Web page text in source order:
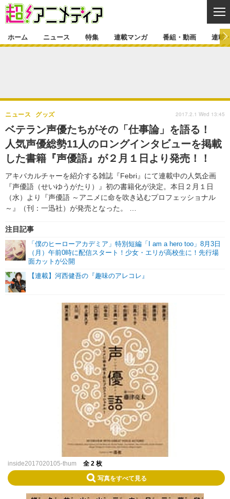
ゲーム・アプリ マンガ
グッズ イベント
声優 コスプレ
舞台 新帝スタ
特集一覧 カバー
ラキりす
連載マンガ
連載マンガ一覧 連載一覧
番組・動画一覧 ラジオ
動画
連載・ブログ
連載・ブログ一覧 コラム
編集部ブログ・お知らせ
ホーム ニュース 特集 連載マンガ 番組・動画 連載
ベテラン声優たちがその「仕事論」を語る！
人気声優総勢11人のロングインタビューを掲載
した書籍『声優語』が２月１日より発売！！
アキバカルチャーを紹介する雑誌『Febri』にて連載中の人気企画
『声優語（せいゆうがたり）』初の書籍化が決定。本日２月１日
（水）より『声優語 ～アニメに命を吹き込むプロフェッショナル
～』（刊：一迅社）が発売となった。 …
ニュース グッズ
注目記事
「僕のヒーローアカデミア」特別短編「I am a hero too」8月3日
（月）午前0時に配信スタート！少女・エリが高校生に！先行場
面カットが公開
【連載】河西健吾の『趣味のアレコレ』
2017.2.1 Wed 13:45
inside2017020105-thum 全 2 枚
写真をすべて見る